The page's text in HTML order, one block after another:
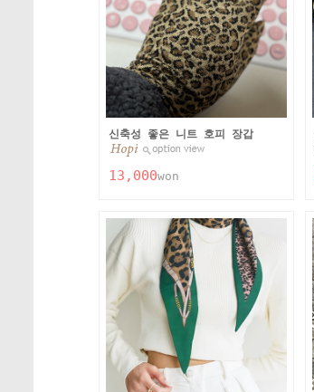
신축성 좋은 니트 호피 장갑
13,000won